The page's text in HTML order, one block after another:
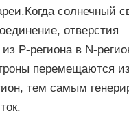
солнечный
отверстия
P-региона в N-
перемещаются
тем самым